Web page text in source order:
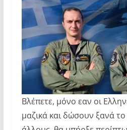
Βλέπετε, μόνο εαν οι
μαζικά και δώσουν ξανά